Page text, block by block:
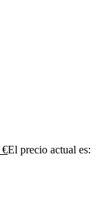
€El precio actual es: